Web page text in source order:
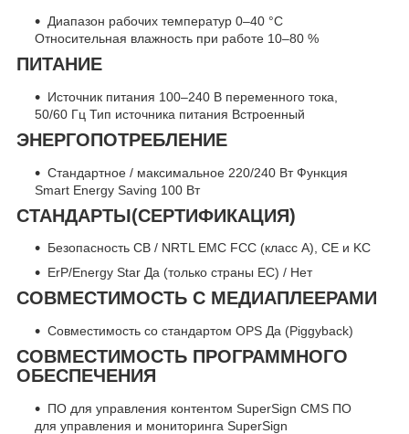
Диапазон рабочих температур 0–40 °C
Относительная влажность при работе 10–80 %
ПИТАНИЕ
Источник питания 100–240 В переменного тока,
50/60 Гц Тип источника питания Встроенный
ЭНЕРГОПОТРЕБЛЕНИЕ
Стандартное / максимальное 220/240 Вт Функция
Smart Energy Saving 100 Вт
СТАНДАРТЫ(СЕРТИФИКАЦИЯ)
Безопасность CB / NRTL EMC FCC (класс A), CE и KC
ErP/Energy Star Да (только страны ЕС) / Нет
СОВМЕСТИМОСТЬ С МЕДИАПЛЕЕРАМИ
Совместимость со стандартом OPS Да (Piggyback)
СОВМЕСТИМОСТЬ ПРОГРАММНОГО
ОБЕСПЕЧЕНИЯ
ПО для управления контентом SuperSign CMS ПО
для управления и мониторинга SuperSign